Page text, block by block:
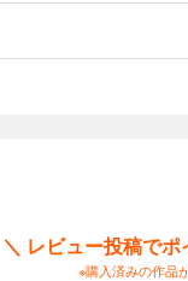
＼ レビュー投稿で
※購入済みの作品